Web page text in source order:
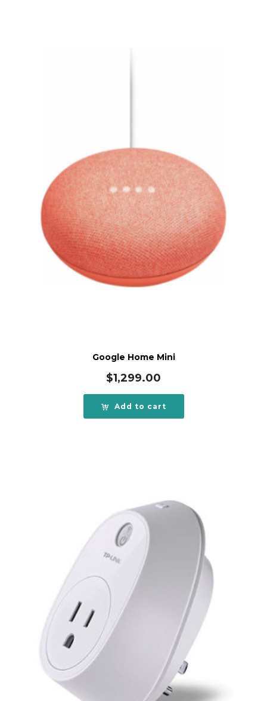
Google Home Mini
$1,299.00
Add to cart